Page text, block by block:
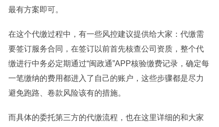
最有方案即可。
在这个代缴过程中，有一些风控建议提供给大家：代缴需
要签订服务合同，在签订以前首先核查公司资质，整个代
缴进行中务必定期通过“闽政通”APP核验缴费记录，确定每
一笔缴纳的费用都进入了自己的账户，这些步骤都是尽力
避免跑路、卷款风险该有的措施。
而具体的委托第三方的代缴流程，也在这里详细的和大家